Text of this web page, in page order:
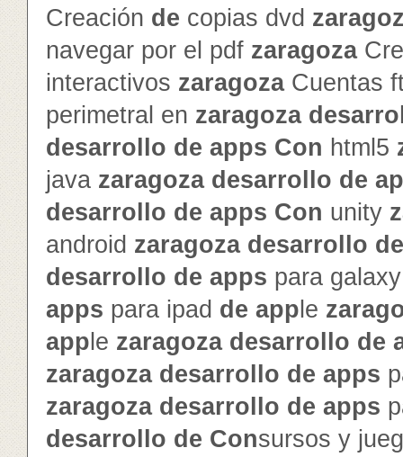
Creación de copias dvd
navegar por el pdf zaragoza
interactivos zaragozaCuentas
perimetral en zaragoza de
desarrollo de apps Con html5
java zaragoza desarrollo de
desarrollo de apps Con unity
android zaragoza desarrollo de
desarrollo de apps para
apps para ipad de app le
app le zaragoza desarrollo de
zaragoza desarrollo de apps
zaragoza desarrollo de apps
desarrollo de Consursos y